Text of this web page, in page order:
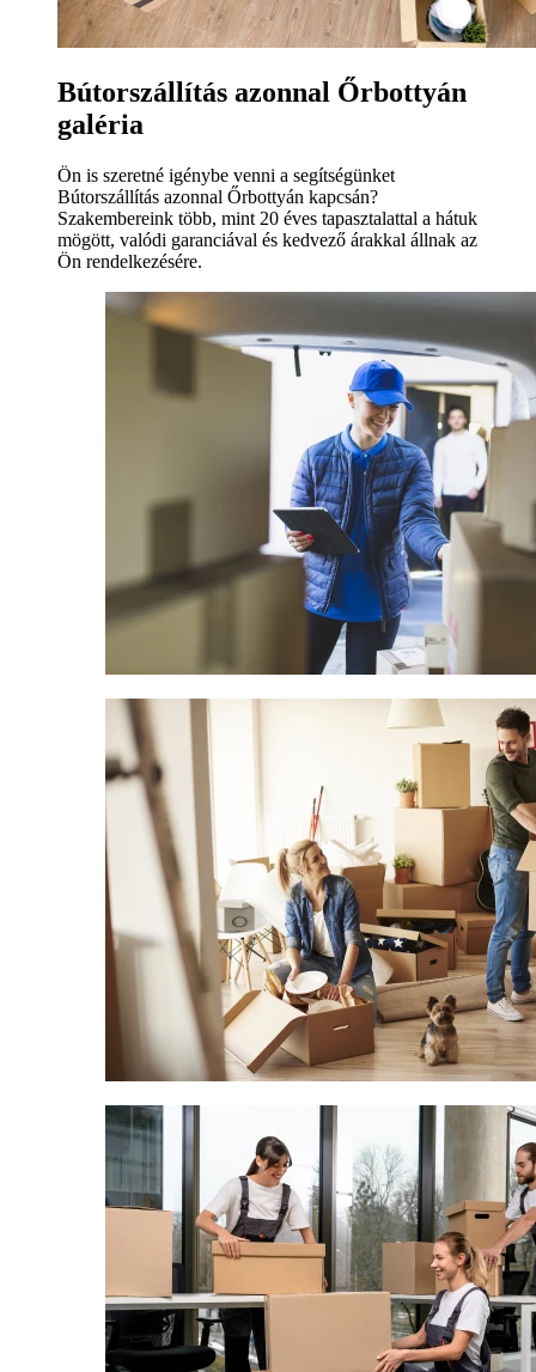
Bútorszállítás azonnal Őrbottyán
galéria
Ön is szeretné igénybe venni a segítségünket
Bútorszállítás azonnal Őrbottyán kapcsán?
Szakembereink több, mint 20 éves tapasztalattal a hátuk
mögött, valódi garanciával és kedvező árakkal állnak az
Ön rendelkezésére.